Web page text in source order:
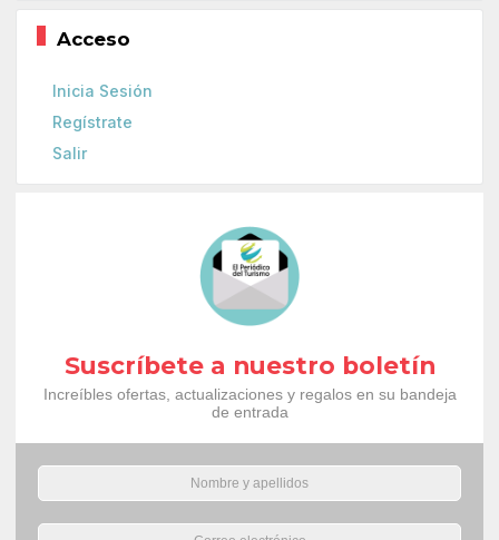
Acceso
Inicia Sesión
Regístrate
Salir
Suscríbete a nuestro boletín
Increíbles ofertas, actualizaciones y regalos en su bandeja
de entrada